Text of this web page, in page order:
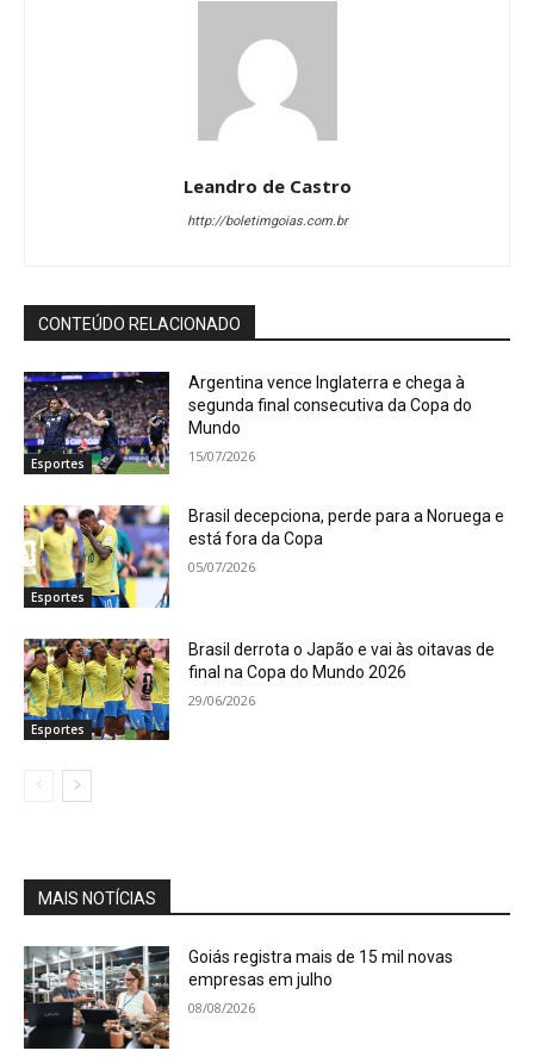
Leandro de Castro
http://boletimgoias.com.br
CONTEÚDO RELACIONADO
Esportes
Argentina vence Inglaterra e chega à
segunda final consecutiva da Copa do
Mundo
15/07/2026
Esportes
Brasil decepciona, perde para a Noruega e
está fora da Copa
05/07/2026
Esportes
Brasil derrota o Japão e vai às oitavas de
final na Copa do Mundo 2026
29/06/2026
MAIS NOTÍCIAS
Goiás registra mais de 15 mil novas
empresas em julho
08/08/2026